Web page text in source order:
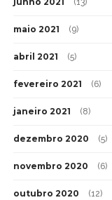
maio 2021 (9)
abril 2021 (5)
fevereiro 2021 (6)
janeiro 2021 (8)
dezembro 2020 (5)
novembro 2020 (6)
outubro 2020 (12)